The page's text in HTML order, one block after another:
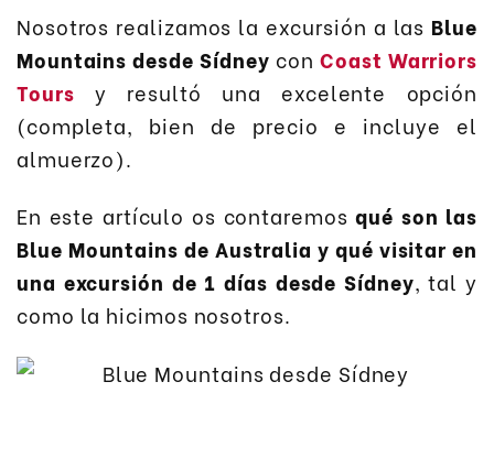
Nosotros realizamos la excursión a las Blue
Mountains desde Sídney con Coast Warriors
Tours y resultó una excelente opción
(completa, bien de precio e incluye el
almuerzo).
En este artículo os contaremosqué son las
Blue Mountains de Australia y qué visitar en
una excursión de 1 días desde Sídney, tal y
como la hicimos nosotros.